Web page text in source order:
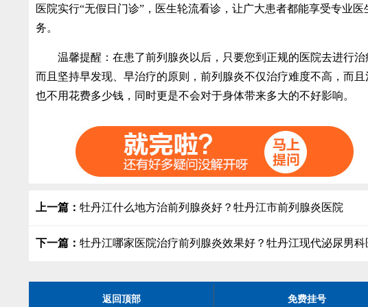
医院实行“无假日门诊”，医生轮流看诊，让广大患者都能享受专业医
务。
温馨提醒：在患了前列腺炎以后，只要您到正规的医院去进行治
而且坚持早发现、早治疗的原则，前列腺炎不仅治疗难度不高，而且
也不用花费多少钱，同时更是不会对于身体带来多大的不好影响。
上一篇： 牡丹江什么地方治前列腺炎好？牡丹江市前列腺炎医院
下一篇： 牡丹江哪家医院治疗前列腺炎效果好？牡丹江现代泌尿男科
返回顶部 免费挂号